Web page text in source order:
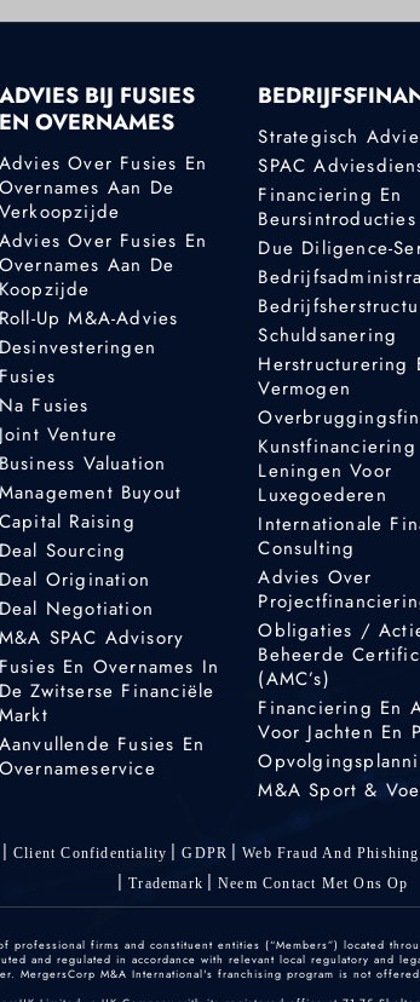
ADVIES BIJ FUSIES
EN OVERNAMES
Advies Over Fusies En
Overnames Aan De
Verkoopzijde
Advies Over Fusies En
Overnames Aan De
Koopzijde
Roll-Up M&A-Advies
Desinvesteringen
Fusies
Na Fusies
Joint Venture
Business Valuation
Management Buyout
Capital Raising
Deal Sourcing
Deal Origination
Deal Negotiation
M&A SPAC Advisory
Fusies En Overnames In
De Zwitserse Financiële
Markt
Aanvullende Fusies En
Overnameservice
Strategisch
SPAC
Financiering En
Beursintroducties
Due Diligence-
Schuldsanering
Herstructurering
Vermogen
Leningen Voor
Luxegoederen
Internationale
Consulting
Advies Over
Obligaties /
Beheerde
(AMC’s)
Financiering En
Voor Jachten En
M&A Sport &
Client Confidentiality GDPR Web Fraud And
Trademark
Neem Contact Met Ons Op
firms and constituent entities (“Members”) located
and regulated in accordance with relevant local regulatory
MergersCorp M&A International's franchising program is not